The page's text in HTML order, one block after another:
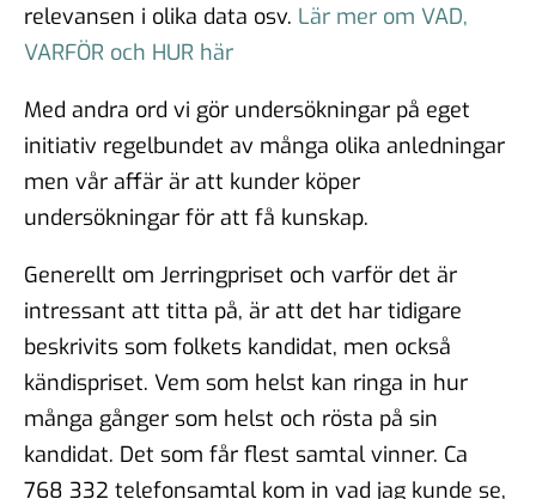
relevansen i olika data osv. Lär mer om VAD,
VARFÖR och HUR här
Med andra ord vi gör undersökningar på eget
initiativ regelbundet av många olika anledningar
men vår affär är att kunder köper
undersökningar för att få kunskap.
Generellt om Jerringpriset och varför det är
intressant att titta på, är att det har tidigare
beskrivits som folkets kandidat, men också
kändispriset. Vem som helst kan ringa in hur
många gånger som helst och rösta på sin
kandidat. Det som får flest samtal vinner. Ca
768 332 telefonsamtal kom in vad jag kunde se,